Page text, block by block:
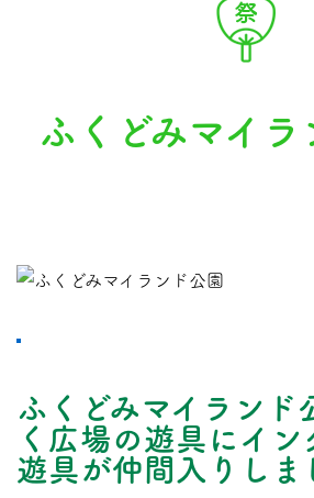
ふくどみマイラ
ふくどみマイランド
く広場の遊具にイン
遊具が仲間入りしま